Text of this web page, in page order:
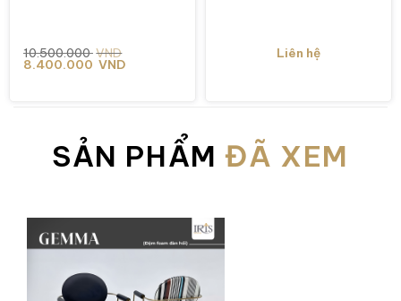
10.500.000VND
Giá
gốc
8.400.000 VND
Giá
hiện
Liên hệ
SẢN PHẨM ĐÃ XEM